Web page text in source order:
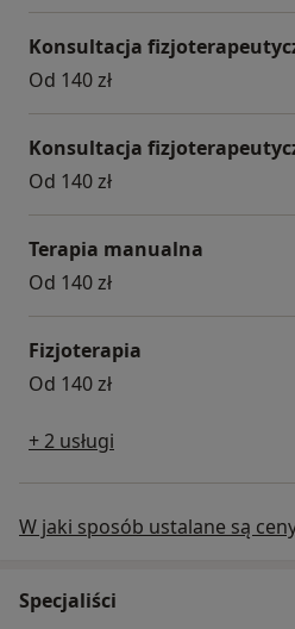
Konsultacja
Od 140 zł
Konsultacja
Od 140 zł
Terapia manualna
Od 140 zł
Fizjoterapia
Od 140 zł
+ 2 usługi
W jaki sposób ustalane są
Specjaliści